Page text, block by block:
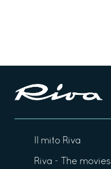
Il mito Riva
Riva - The movies